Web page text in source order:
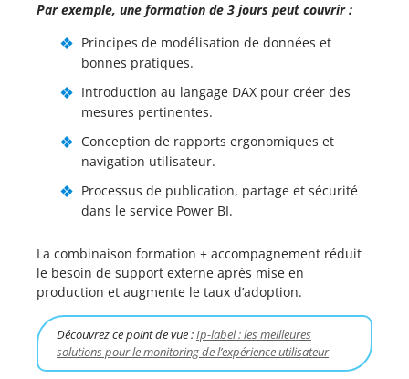
Par exemple, une formation de 3 jours peut couvrir :
Principes de modélisation de données et
bonnes pratiques.
Introduction au langage DAX pour créer des
mesures pertinentes.
Conception de rapports ergonomiques et
navigation utilisateur.
Processus de publication, partage et sécurité
dans le service Power BI.
La combinaison formation + accompagnement réduit
le besoin de support externe après mise en
production et augmente le taux d’adoption.
Découvrez ce point de vue :Ip-label : les meilleures
solutions pour le monitoring de l’expérience utilisateur